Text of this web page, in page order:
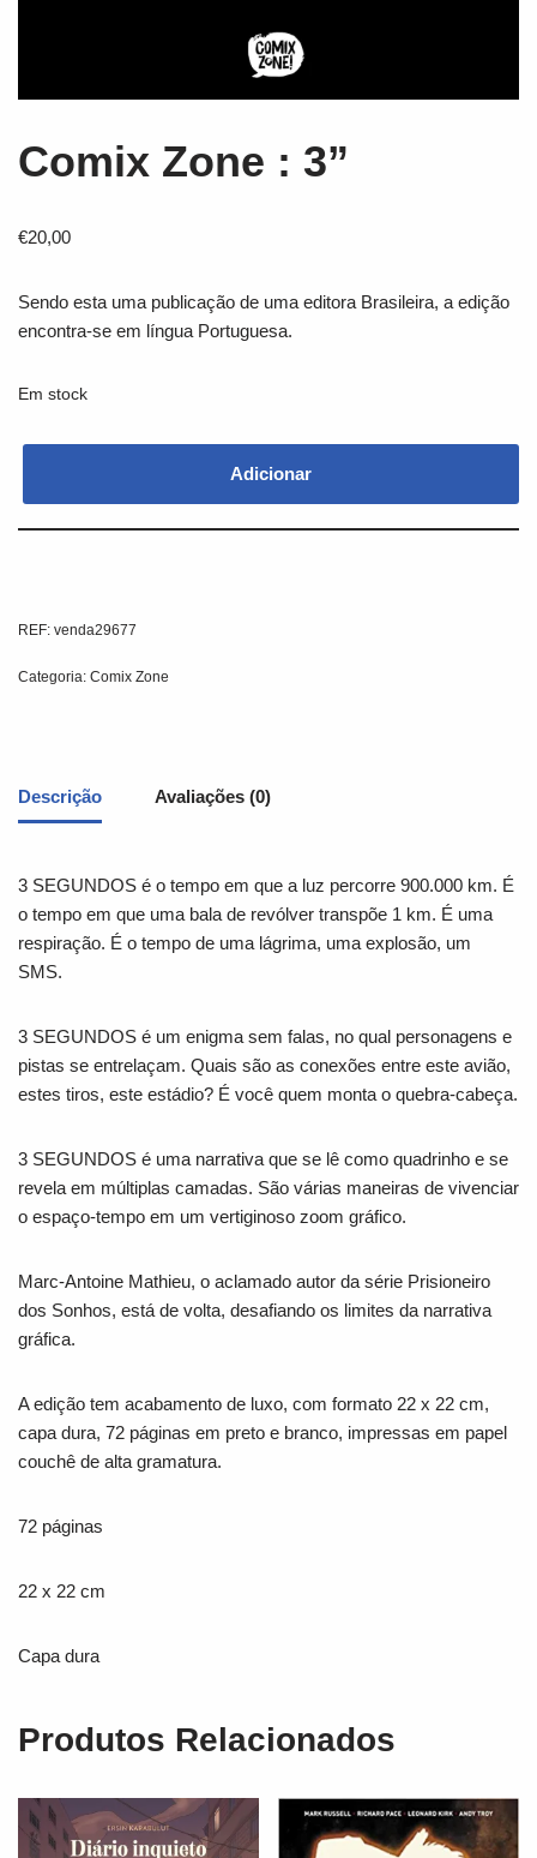
Comix Zone : 3”
€20,00
Sendo esta uma publicação de uma editora Brasileira, a edição
encontra-se em língua Portuguesa.
Em stock
Adicionar
REF: venda29677
Categoria: Comix Zone
Descrição Avaliações (0)
3 SEGUNDOS é o tempo em que a luz percorre 900.000 km. É
o tempo em que uma bala de revólver transpõe 1 km. É uma
respiração. É o tempo de uma lágrima, uma explosão, um
SMS.
3 SEGUNDOS é um enigma sem falas, no qual personagens e
pistas se entrelaçam. Quais são as conexões entre este avião,
estes tiros, este estádio? É você quem monta o quebra-cabeça.
3 SEGUNDOS é uma narrativa que se lê como quadrinho e se
revela em múltiplas camadas. São várias maneiras de vivenciar
o espaço-tempo em um vertiginoso zoom gráfico.
Marc-Antoine Mathieu, o aclamado autor da série Prisioneiro
dos Sonhos, está de volta, desafiando os limites da narrativa
gráfica.
A edição tem acabamento de luxo, com formato 22 x 22 cm,
capa dura, 72 páginas em preto e branco, impressas em papel
couchê de alta gramatura.
72 páginas
22 x 22 cm
Capa dura
Produtos Relacionados